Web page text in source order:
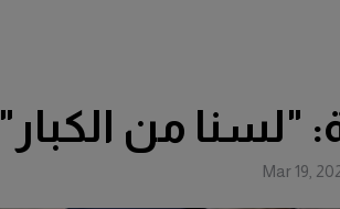
Mar 19,
"لسنا من الكبار"